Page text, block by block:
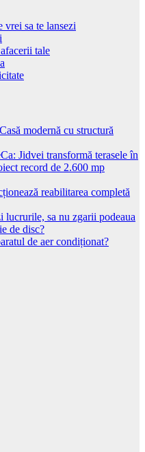
vrei sa te lansezi
tale
modernă cu structură
Jidvei transformă terasele în
record de 2.600 mp
reabilitarea completă
lucrurile, sa nu zgarii podeaua
de disc?
de aer condiționat?